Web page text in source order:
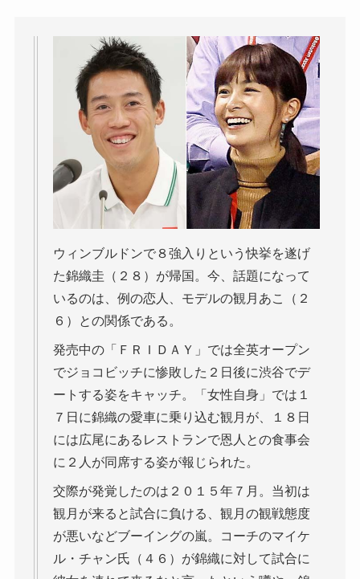
ウィンブルドンで８強入りという快挙を遂げ
た錦織圭（２８）が帰国。今、話題になって
いるのは、例の恋人、モデルの観月あこ（２
６）との関係である。
発売中の「ＦＲＩＤＡＹ」では全英オープン
でジョコビッチに惨敗した２日後に渋谷でデ
ートする姿をキャッチ。「女性自身」では１
７日に錦織の愛車に乗り込む観月が、１８日
には広尾にあるレストランで恩人との食事会
に２人が同席する姿が報じられた。
交際が発覚したのは２０１５年７月。当初は
観月が来ると試合に負ける、観月の観戦態度
が悪いなどブーイングの嵐。コーチのマイケ
ル・チャン氏（４６）が錦織に対して試合に